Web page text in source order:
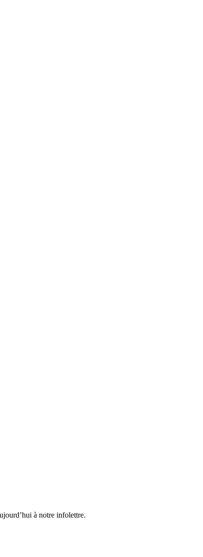
à notre infolettre.